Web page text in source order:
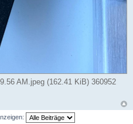
AM.jpeg (162.41 KiB) 360952